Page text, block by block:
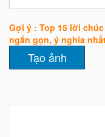
Gợi ý : Top 15 lời
ngắn gọn, ý nghĩa